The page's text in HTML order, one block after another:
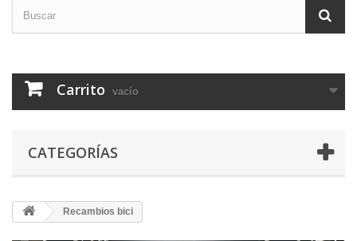
Carrito vacío
CATEGORÍAS
Recambios bici